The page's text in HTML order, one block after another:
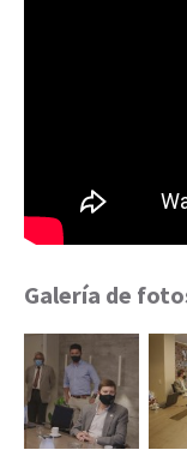
Galería de